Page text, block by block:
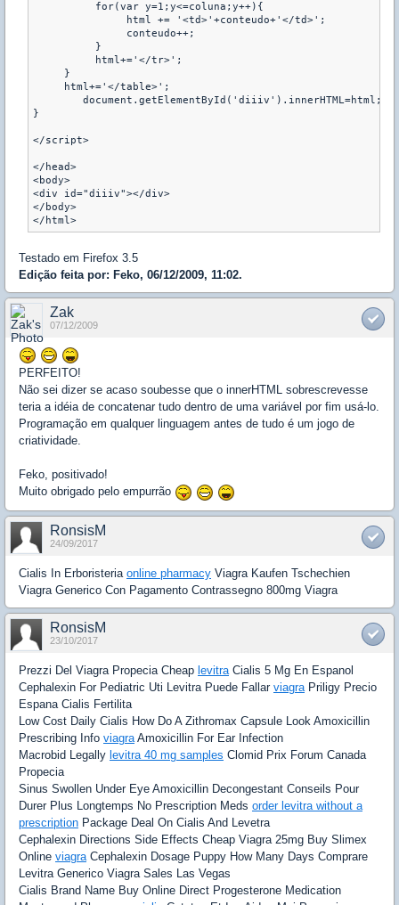
          for(var y=1;y<=coluna;y++){
               html += '<td>'+conteudo+'</td>';
               conteudo++;
          }
          html+='</tr>';
     }
     html+='</table>';
        document.getElementById('diiiv').innerHTML=html;
}
</script>
</head>
<body>
<div id="diiiv"></div>
</body>
Testado em Firefox 3.5
Edição feita por: Feko, 06/12/2009, 11:02.
Zak
07/12/2009
PERFEITO!
Não sei dizer se acaso soubesse que o innerHTML sobrescrevesse
teria a idéia de concatenar tudo dentro de uma variável por fim usá-lo.
Programação em qualquer linguagem antes de tudo é um jogo de
criatividade.
Feko, positivado!
Muito obrigado pelo empurrão
RonsisM
24/09/2017
Cialis In Erboristeria online pharmacy Viagra Kaufen Tschechien
Viagra Generico Con Pagamento Contrassegno 800mg Viagra
RonsisM
23/10/2017
Prezzi Del Viagra Propecia Cheap levitra Cialis 5 Mg En Espanol
Cephalexin For Pediatric Uti Levitra Puede Fallar viagra Priligy Precio
Espana Cialis Fertilita
Low Cost Daily Cialis How Do A Zithromax Capsule Look Amoxicillin
Prescribing Info viagra Amoxicillin For Ear Infection
Macrobid Legally levitra 40 mg samples Clomid Prix Forum Canada
Propecia
Sinus Swollen Under Eye Amoxicillin Decongestant Conseils Pour
Durer Plus Longtemps No Prescription Meds order levitra without a
prescription Package Deal On Cialis And Levetra
Cephalexin Directions Side Effects Cheap Viagra 25mg Buy Slimex
Online viagra Cephalexin Dosage Puppy How Many Days Comprare
Levitra Generico Viagra Sales Las Vegas
Cialis Brand Name Buy Online Direct Progesterone Medication